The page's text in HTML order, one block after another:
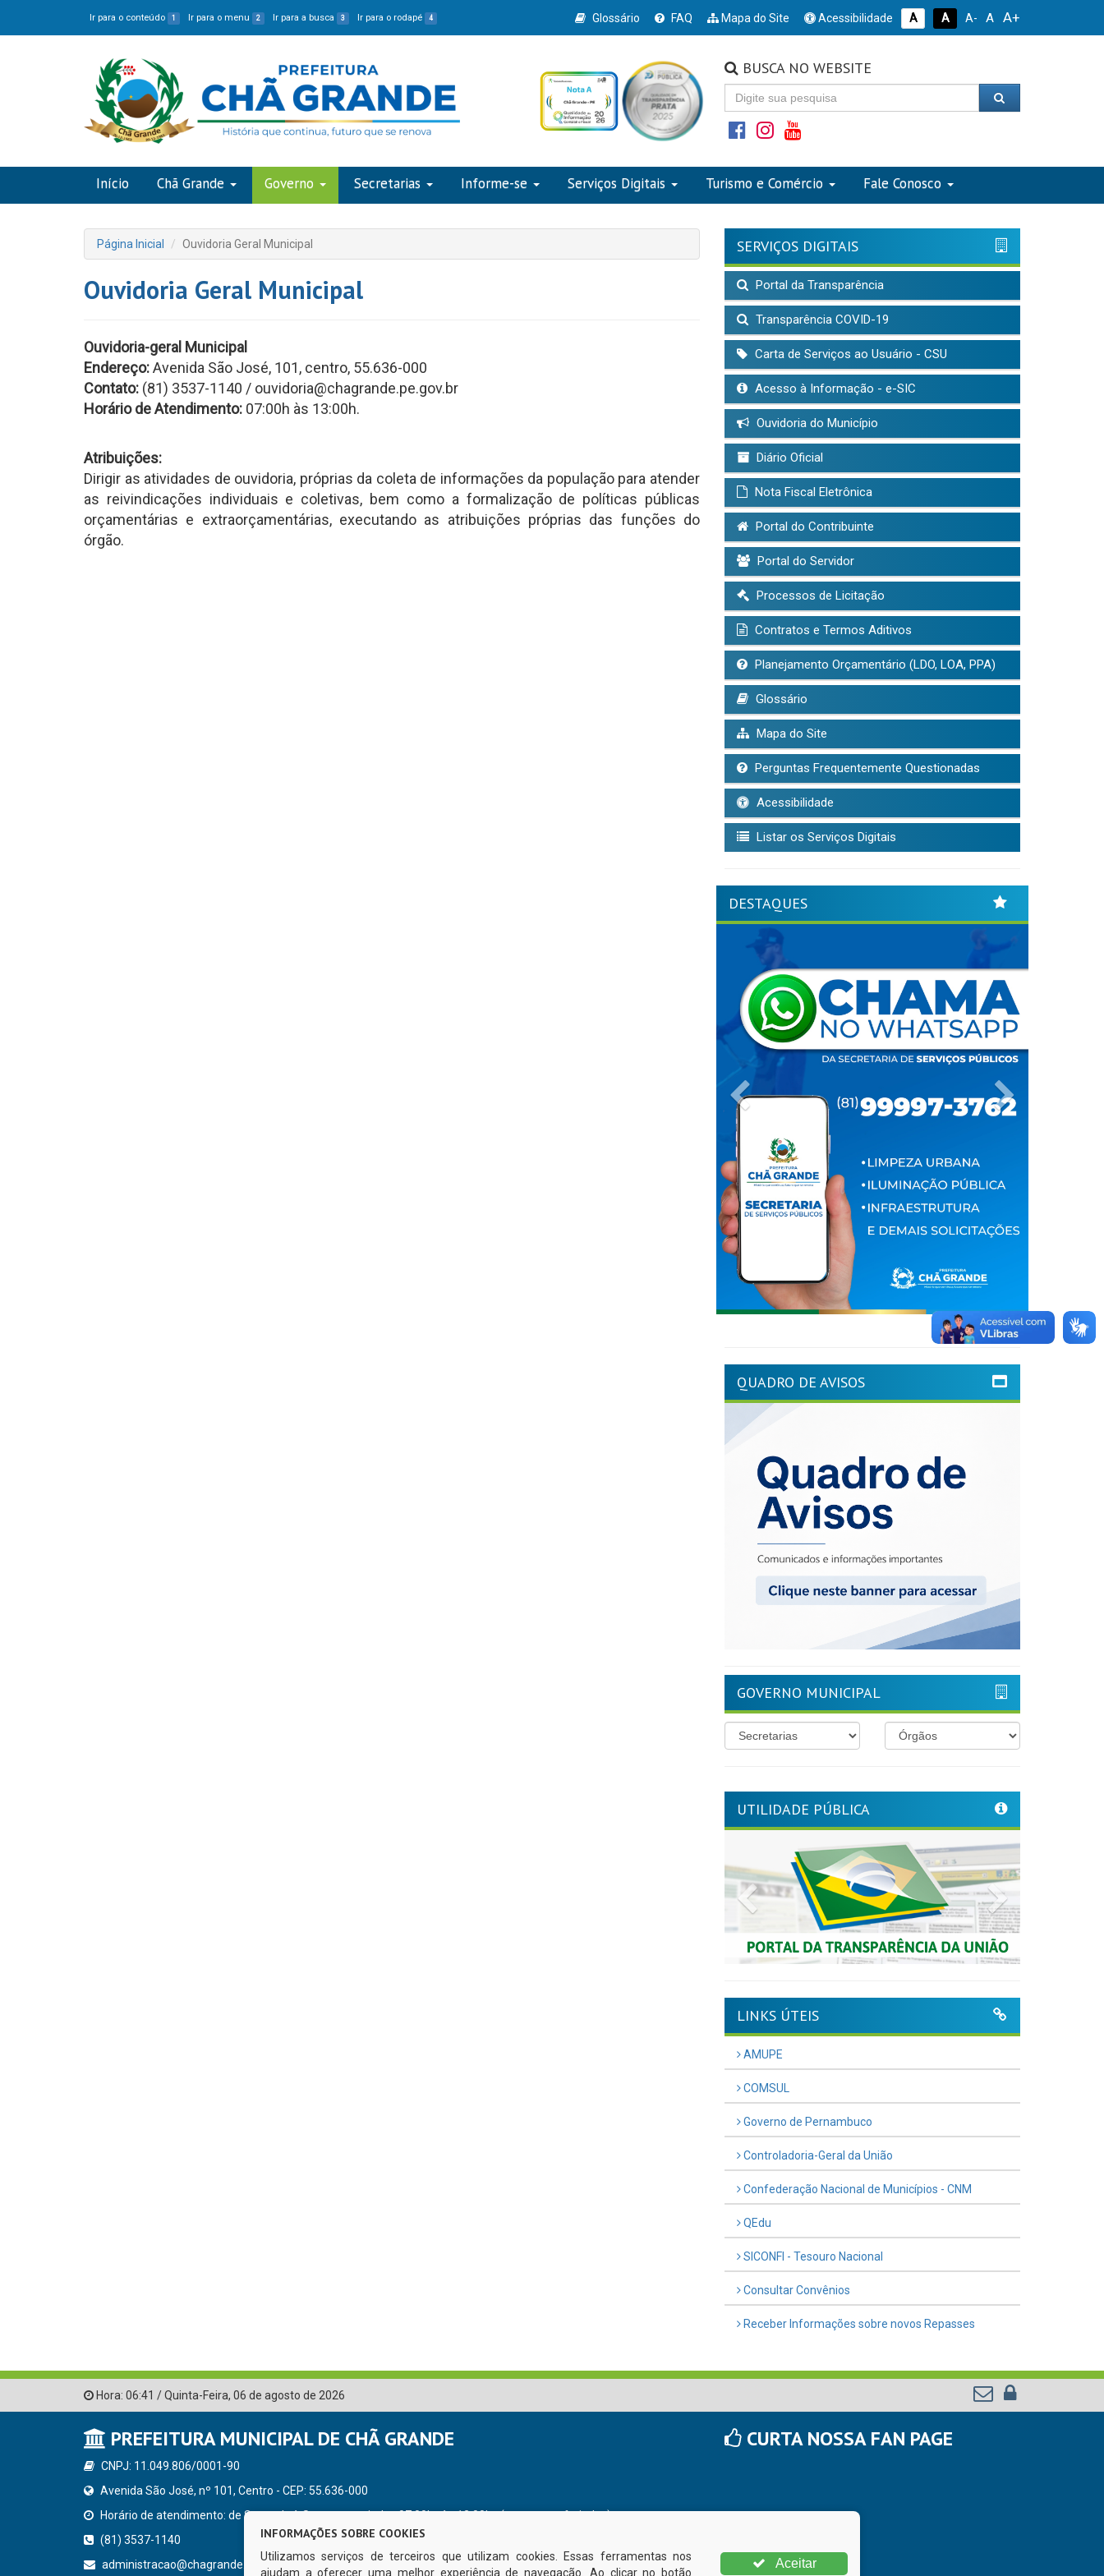
Ir para o conteúdo 1 Ir para o menu 2 Ir para a busca 3 Ir para o rodapé 4 Glossário FAQ Mapa do Site Acessibilidade A A A- A A+
BUSCA NO WEBSITE
Início Chã Grande Governo Secretarias Informe-se Serviços Digitais Turismo e Comércio Fale Conosco
Página Inicial Ouvidoria Geral Municipal
Ouvidoria Geral Municipal
Ouvidoria-geral Municipal
Endereço:Avenida São José, 101, centro, 55.636-000
Contato: (81) 3537-1140 / ouvidoria@chagrande.pe.gov.br
Horário de Atendimento: 07:00h às 13:00h.
Atribuições:
Dirigir as atividades de ouvidoria, próprias da coleta de informações da população para atender
as reivindicações individuais e coletivas, bem como a formalização de políticas públicas
orçamentárias e extraorçamentárias, executando as atribuições próprias das funções do
órgão.
SERVIÇOS DIGITAIS
Portal da Transparência
Transparência COVID-19
Carta de Serviços ao Usuário - CSU
Acesso à Informação - e-SIC
Ouvidoria do Município
Diário Oficial
Nota Fiscal Eletrônica
Portal do Contribuinte
Portal do Servidor
Processos de Licitação
Contratos e Termos Aditivos
Planejamento Orçamentário (LDO, LOA, PPA)
Glossário
Mapa do Site
Perguntas Frequentemente Questionadas
Acessibilidade
Listar os Serviços Digitais
DESTAQUES
Previous
QUADRO DE AVISOS
GOVERNO MUNICIPAL
UTILIDADE PÚBLICA
Previous
LINKS ÚTEIS
AMUPE
COMSUL
Governo de Pernambuco
Controladoria-Geral da União
Confederação Nacional de Municípios - CNM
QEdu
SICONFI - Tesouro Nacional
Consultar Convênios
Receber Informações sobre novos Repasses
Hora: 06:41 /Quinta-Feira, 06 de agosto de 2026
PREFEITURA MUNICIPAL DE CHÃ GRANDE
CNPJ: 11.049.806/0001-90
Avenida São José, nº 101, Centro - CEP: 55.636-000
Horário de atendimento: de Segunda à Sexta, a partir das 07:00hs às 13:00hs (exceto nos feriados)
(81) 3537-1140
administracao@chagrande.pe.gov.br
CURTA NOSSA FAN PAGE
INFORMAÇÕES SOBRE COOKIES
Utilizamos serviços de terceiros que utilizam cookies. Essas ferramentas nos
ajudam a oferecer uma melhor experiência de navegação. Ao clicar no botão
Aceitar